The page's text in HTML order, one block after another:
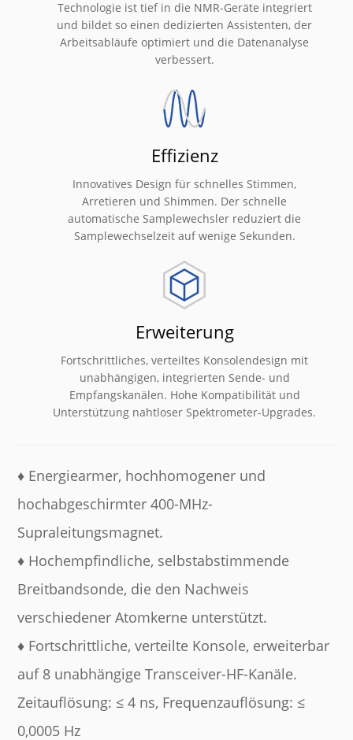
Technologie ist tief in die NMR-Geräte integriert
und bildet so einen dedizierten Assistenten, der
Arbeitsabläufe optimiert und die Datenanalyse
verbessert.
Effizienz
Innovatives Design für schnelles Stimmen,
Arretieren und Shimmen. Der schnelle
automatische Samplewechsler reduziert die
Samplewechselzeit auf wenige Sekunden.
Erweiterung
Fortschrittliches, verteiltes Konsolendesign mit
unabhängigen, integrierten Sende- und
Empfangskanälen. Hohe Kompatibilität und
Unterstützung nahtloser Spektrometer-Upgrades.
♦ Energiearmer, hochhomogener und
hochabgeschirmter 400-MHz-
Supraleitungsmagnet.
♦ Hochempfindliche, selbstabstimmende
Breitbandsonde, die den Nachweis
verschiedener Atomkerne unterstützt.
♦ Fortschrittliche, verteilte Konsole, erweiterbar
auf 8 unabhängige Transceiver-HF-Kanäle.
Zeitauflösung: ≤ 4 ns, Frequenzauflösung: ≤
0,0005 Hz